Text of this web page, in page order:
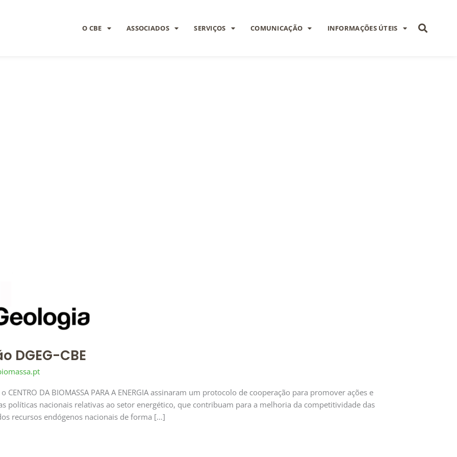
O CBE ASSOCIADOS SERVIÇOS COMUNICAÇÃO INFORMAÇÕES ÚTEIS
DGEG-CBE
o CENTRO DA BIOMASSA PARA A ENERGIA assinaram um protocolo de cooperação para promover ações e
políticas nacionais relativas ao setor energético, que contribuam para a melhoria da competitividade das
recursos endógenos nacionais de forma […]